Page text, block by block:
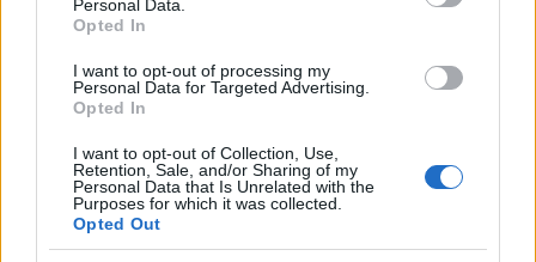
Personal Data.
Opted In
I want to opt-out of processing my
Personal Data for Targeted Advertising.
Opted In
I want to opt-out of Collection, Use,
Retention, Sale, and/or Sharing of my
Personal Data that Is Unrelated with the
Purposes for which it was collected.
Opted Out
műemlékfelújítás
megújul a tatai Angolkert
A projekt részeként megújulnak a területen található
Várkanyarban álló Nepomuki Szent János híd és szobor is.
M1 bővítés: már zajlik a teljesen új